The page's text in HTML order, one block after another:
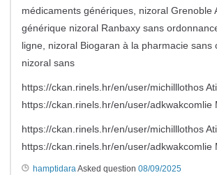
médicaments génériques, nizoral
générique nizoral Ranbaxy sans
ligne, nizoral Biogaran à la pharmacie
nizoral sans
https://ckan.rinels.hr/en/user/michilllothos
https://ckan.rinels.hr/en/user/adkwakcomlie
https://ckan.rinels.hr/en/user/michilllothos
https://ckan.rinels.hr/en/user/adkwakcomlie
hamptidaraAsked question 08/09/2025